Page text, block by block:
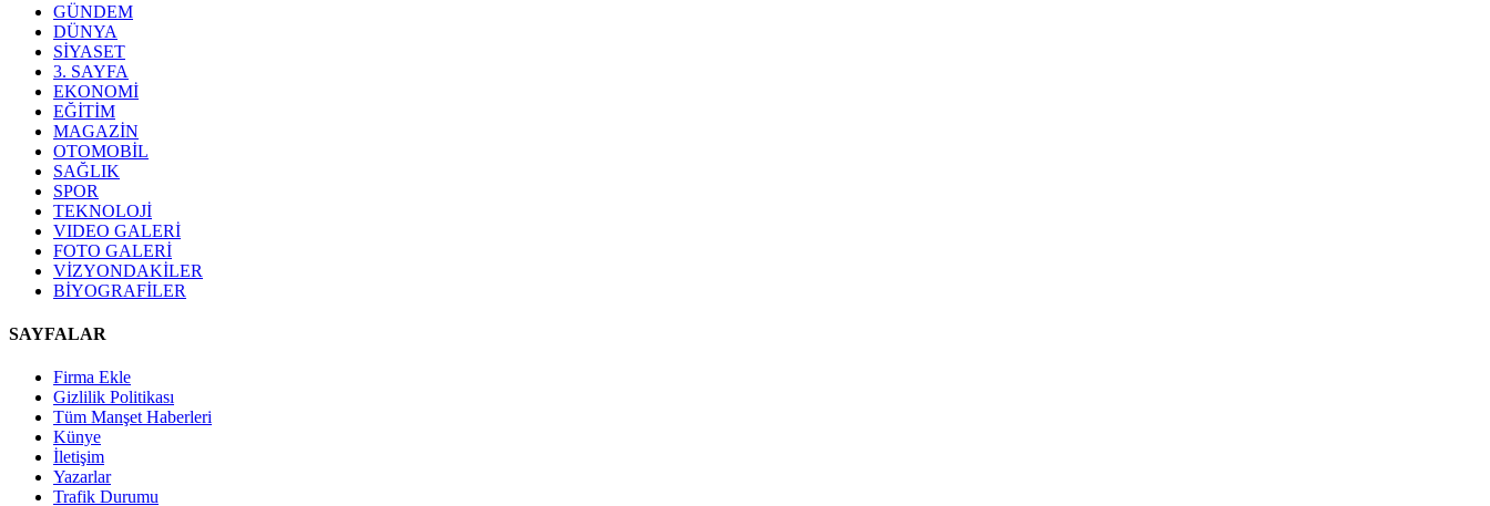
GÜNDEM
DÜNYA
SİYASET
3. SAYFA
EKONOMİ
EĞİTİM
MAGAZİN
OTOMOBİL
SAĞLIK
SPOR
TEKNOLOJİ
VIDEO GALERİ
FOTO GALERİ
VİZYONDAKİLER
BİYOGRAFİLER
SAYFALAR
Firma Ekle
Gizlilik Politikası
Tüm Manşet Haberleri
Künye
İletişim
Yazarlar
Trafik Durumu